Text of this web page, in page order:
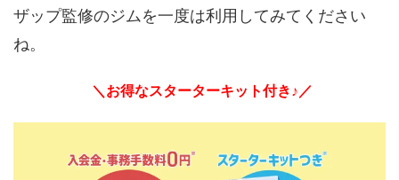
ザップ監修のジムを一度は利用してみてください
ね。
＼お得なスターターキット付き♪／